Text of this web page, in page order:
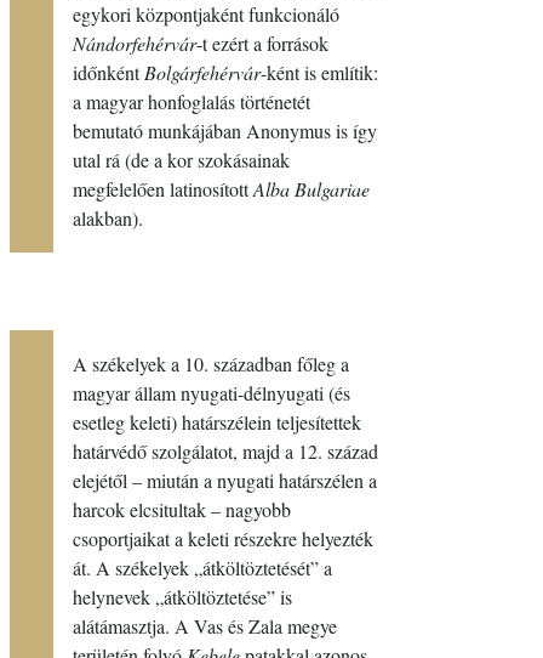
HÍREK
egykori központjaként funkcionáló
Nándorfehérvár-t ezért a források
időnkéntBolgárfehérvár-ként is említik:
a magyar honfoglalás történetét
bemutató munkájában Anonymus is így
utal rá (de a kor szokásainak
megfelelően latinosítottAlba Bulgariae
alakban).
A székelyek a 10. században főleg a
magyar állam nyugati-délnyugati (és
esetleg keleti) határszélein teljesítettek
határvédő szolgálatot, majd a 12. század
elejétől – miután a nyugati határszélen a
harcok elcsitultak – nagyobb
csoportjaikat a keleti részekre helyezték
át. A székelyek „átköltöztetését” a
helynevek „átköltöztetése” is
alátámasztja. A Vas és Zala megye